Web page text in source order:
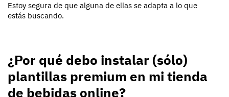
Estoy segura de que alguna de ellas se adapta a lo que
estás buscando.
¿Por qué debo instalar (sólo)
plantillas premium en mi tienda
de bebidas online?